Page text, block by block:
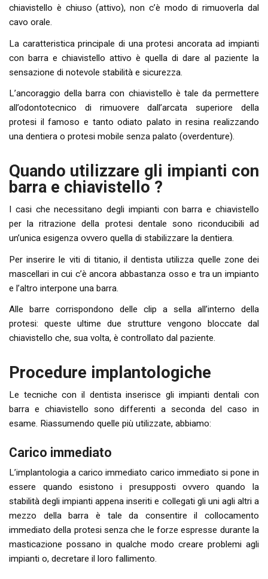
chiavistello è chiuso (attivo), non c’è modo di rimuoverla dal
cavo orale.
La caratteristica principale di una protesi ancorata ad impianti
con barra e chiavistello attivo è quella di dare al paziente la
sensazione di notevole stabilità e sicurezza.
L’ancoraggio della barra con chiavistello è tale da permettere
all’odontotecnico di rimuovere dall’arcata superiore della
protesi il famoso e tanto odiato palato in resina realizzando
una dentiera o protesi mobile senza palato (overdenture).
Quando utilizzare gli impianti con
barra e chiavistello ?
I casi che necessitano degli impianti con barra e chiavistello
per la ritrazione della protesi dentale sono riconducibili ad
un’unica esigenza ovvero quella di stabilizzare la dentiera.
Per inserire le viti di titanio, il dentista utilizza quelle zone dei
mascellari in cui c’è ancora abbastanza osso e tra un impianto
e l’altro interpone una barra.
Alle barre corrispondono delle clip a sella all’interno della
protesi: queste ultime due strutture vengono bloccate dal
chiavistello che, sua volta, è controllato dal paziente.
Procedure implantologiche
Le tecniche con il dentista inserisce gli impianti dentali con
barra e chiavistello sono differenti a seconda del caso in
esame. Riassumendo quelle più utilizzate, abbiamo:
Carico immediato
L’implantologia a carico immediato carico immediato si pone in
essere quando esistono i presupposti ovvero quando la
stabilità degli impianti appena inseriti e collegati gli uni agli altri a
mezzo della barra è tale da consentire il collocamento
immediato della protesi senza che le forze espresse durante la
masticazione possano in qualche modo creare problemi agli
impianti o, decretare il loro fallimento.